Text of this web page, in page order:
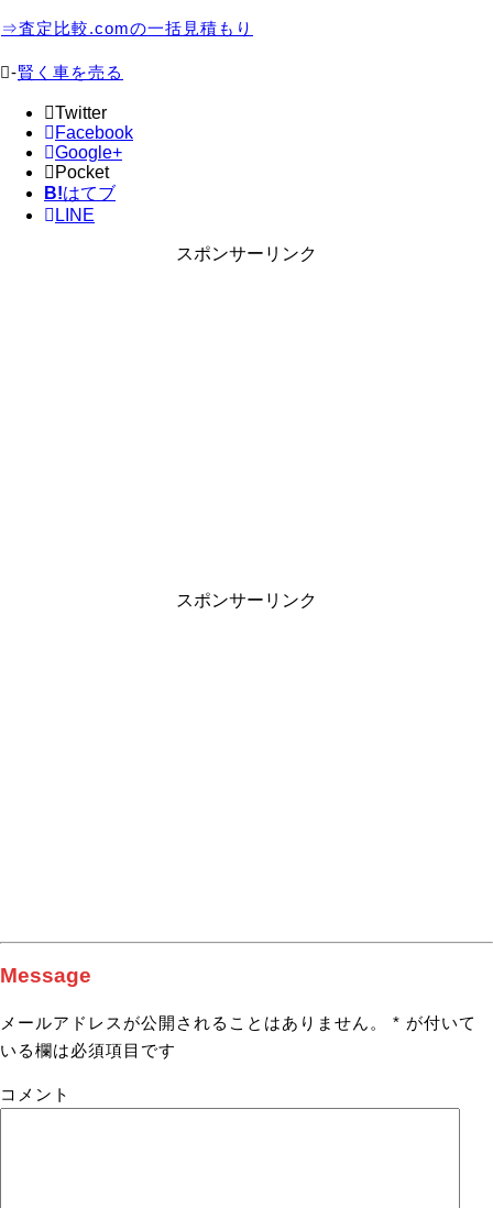
⇒査定比較.comの一括見積もり
-賢く車を売る
Twitter
Facebook
Google+
Pocket
B!はてブ
LINE
スポンサーリンク
スポンサーリンク
Message
メールアドレスが公開されることはありません。 * が付いて
いる欄は必須項目です
コメント